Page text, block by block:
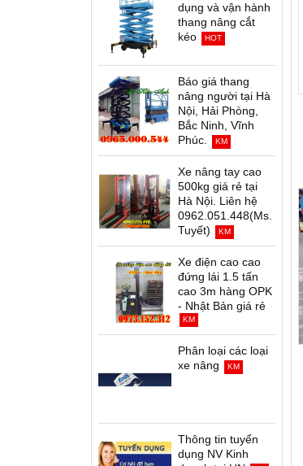
dụng và vận hành
thang nâng cắt
kéo
HOT
Báo giá thang
nâng người tại Hà
Nội, Hải Phòng,
Bắc Ninh, Vĩnh
Phúc.
KM
Xe nâng tay cao
500kg giá rẻ tại
Hà Nội. Liên hệ
0962.051.448(Ms.
Tuyết)
KM
Xe điện cao cao
đứng lái 1.5 tấn
cao 3m hàng OPK
- Nhật Bản giá rẻ
KM
Phân loại các loại
xe nâng
KM
Thông tin tuyển
dụng NV Kinh